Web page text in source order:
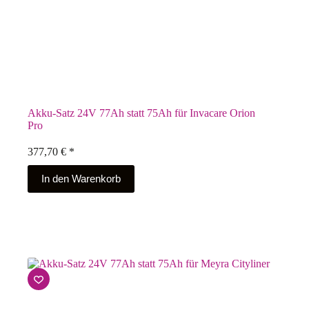
Akku-Satz 24V 77Ah statt 75Ah für Invacare Orion
Pro
377,70 € *
In den Warenkorb